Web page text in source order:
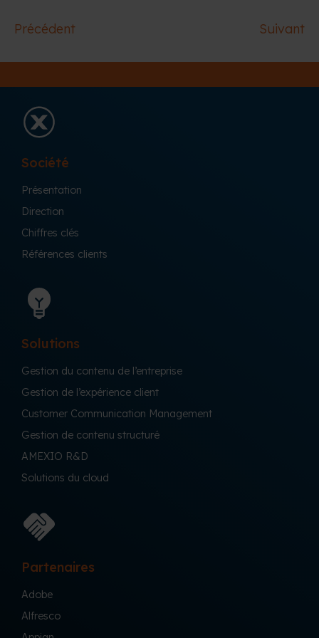
Suivant
Précédent
Société
Présentation
Direction
Chiffres clés
Références clients
Solutions
Gestion du contenu de l’entreprise
Gestion de l’expérience client
Customer Communication Management
Gestion de contenu structuré
AMEXIO R&D
Solutions du cloud
Partenaires
Adobe
Alfresco